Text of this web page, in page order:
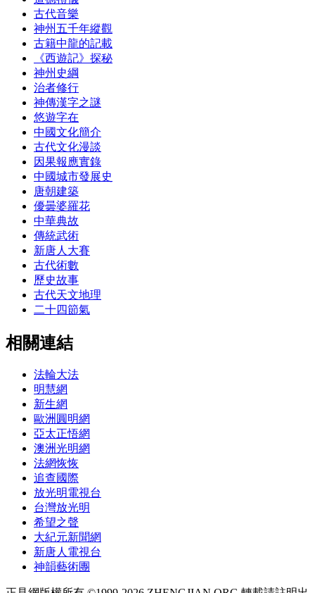
古代音樂
神州五千年縱觀
古籍中龍的記載
《西遊記》探秘
神州史綱
治者修行
神傳漢字之謎
悠遊字在
中國文化簡介
古代文化漫談
因果報應實錄
中國城市發展史
唐朝建築
優曇婆羅花
中華典故
傳統武術
新唐人大賽
古代術數
歷史故事
古代天文地理
二十四節氣
相關連結
法輪大法
明慧網
新生網
歐洲圓明網
亞太正悟網
澳洲光明網
法網恢恢
追查國際
放光明電視台
台灣放光明
希望之聲
大紀元新聞網
新唐人電視台
神韻藝術團